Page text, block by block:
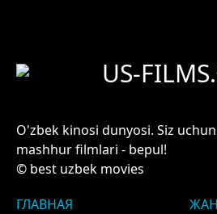
US-
O'zbek kinosi dunyosi. Siz
mashhur filmlari - bepul!
© best uzbek movies
ГЛАВНАЯ